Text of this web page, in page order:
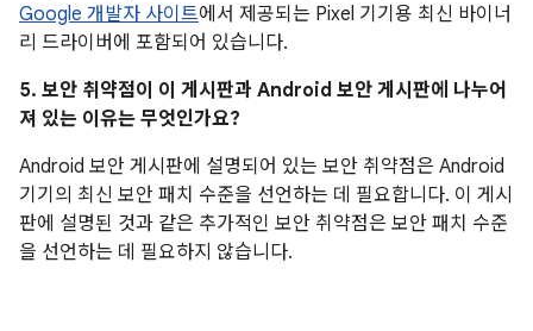
Google 개발자 사이트에서 제공되는 Pixel 기기용 최신 바이너
리 드라이버에 포함되어 있습니다.
5. 보안 취약점이 이 게시판과 Android 보안 게시판에 나누어
져 있는 이유는 무엇인가요?
Android 보안 게시판에 설명되어 있는 보안 취약점은 Android
기기의 최신 보안 패치 수준을 선언하는 데 필요합니다. 이 게시
판에 설명된 것과 같은 추가적인 보안 취약점은 보안 패치 수준
을 선언하는 데 필요하지 않습니다.